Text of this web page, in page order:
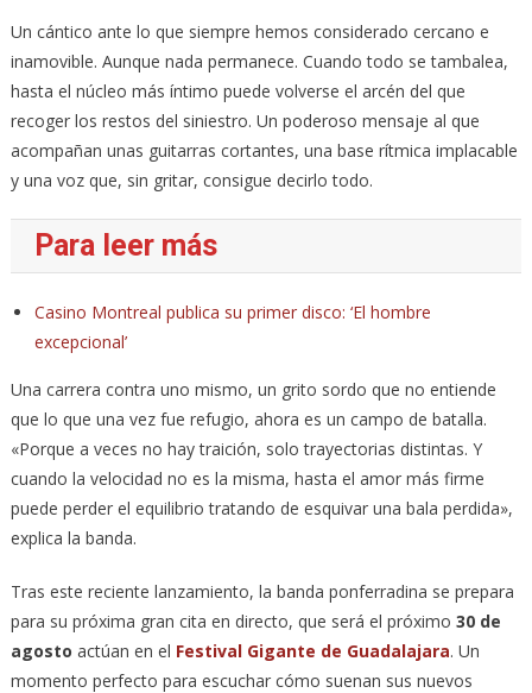
Un cántico ante lo que siempre hemos considerado cercano e
inamovible. Aunque nada permanece. Cuando todo se tambalea,
hasta el núcleo más íntimo puede volverse el arcén del que
recoger los restos del siniestro. Un poderoso mensaje al que
acompañan unas guitarras cortantes, una base rítmica implacable
y una voz que, sin gritar, consigue decirlo todo.
Para leer más
Casino Montreal publica su primer disco: ‘El hombre
excepcional’
Una carrera contra uno mismo, un grito sordo que no entiende
que lo que una vez fue refugio, ahora es un campo de batalla.
«Porque a veces no hay traición, solo trayectorias distintas. Y
cuando la velocidad no es la misma, hasta el amor más firme
puede perder el equilibrio tratando de esquivar una bala perdida»,
explica la banda.
Tras este reciente lanzamiento, la banda ponferradina se prepara
para su próxima gran cita en directo, que será el próximo 30 de
agosto actúan en el Festival Gigante de Guadalajara. Un
momento perfecto para escuchar cómo suenan sus nuevos